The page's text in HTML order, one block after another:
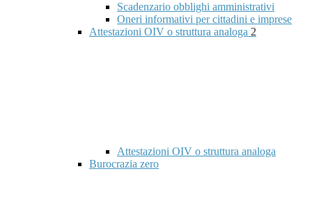
Scadenzario obblighi amministrativi
Oneri informativi per cittadini e imprese
Attestazioni OIV o struttura analoga 2
Attestazioni OIV o struttura analoga
Burocrazia zero